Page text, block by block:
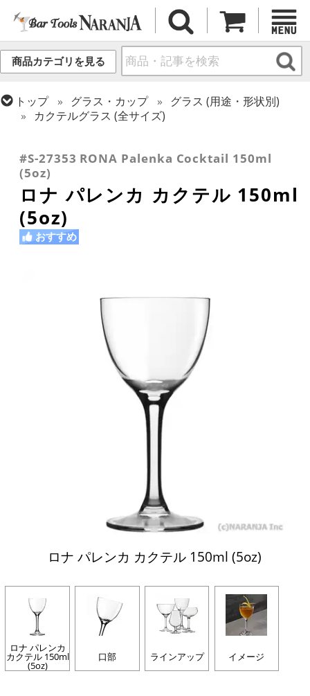
商品カテゴリを見る
トップ グラス・カップ
グラス (用途・形状別)
カクテルグラス (全サイズ)
カクテルグラス (140ml~199ml)
#S-27353 RONA Palenka Cocktail 150ml
(5oz)
ロナ パレンカ カクテル 150ml
(5oz)
おすすめ
ロナ パレンカ カクテル 150ml (5oz)
ロナ パレンカ
カクテル 150ml
(5oz)
口部 ラインアップ イメージ